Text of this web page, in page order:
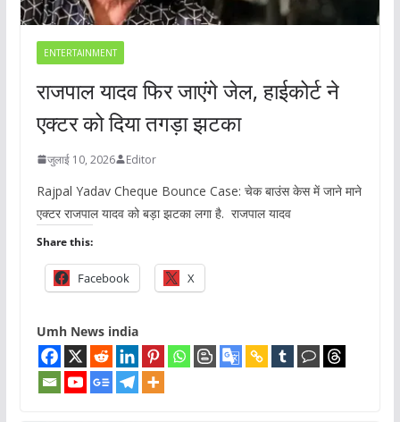
ENTERTAINMENT
राजपाल यादव फिर जाएंगे जेल, हाईकोर्ट ने
एक्टर को दिया तगड़ा झटका
जुलाई 10, 2026 Editor
Rajpal Yadav Cheque Bounce Case: चेक बाउंस केस में जाने माने
एक्टर राजपाल यादव को बड़ा झटका लगा है. राजपाल यादव
Share this:
Facebook X
Umh News india